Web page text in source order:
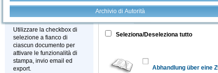
Archivio di Autorità
Stampa - Email - Export
Utilizzare la checkbox di
selezione a fianco di
ciascun documento per
attivare le funzionalità di
stampa, invio email ed
export.
Tutto +
Seleziona/Deseleziona tutto